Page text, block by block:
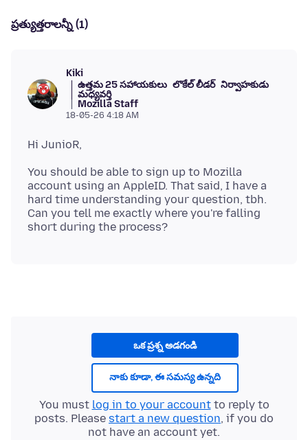
ప్రత్యుత్తరాలన్నీ (1)
Kiki
ఉత్తమ 25 సహాయకులు లొకేల్ లీడర్ నిర్వాహకుడు
మధ్యవర్తి
Mozilla Staff
18-05-26 4:18 AM
You should be able to sign up to Mozilla
account using an AppleID. That said, I have a
hard time understanding your question, tbh.
Can you tell me exactly where you're falling
ఒక ప్రశ్న అడగండి
నాకు కూడా, ఈ సమస్య ఉన్నది
You must log in to your accountto reply to
posts. Please start a new question, if you do
not have an account yet.